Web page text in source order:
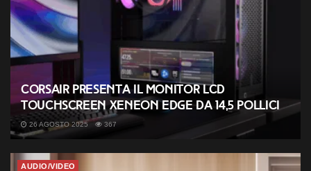
Corsair presenta il monitor LCD
touchscreen XENEON EDGE da 14,5 pollici
26 AGOSTO 2025 367
AUDIO/VIDEO